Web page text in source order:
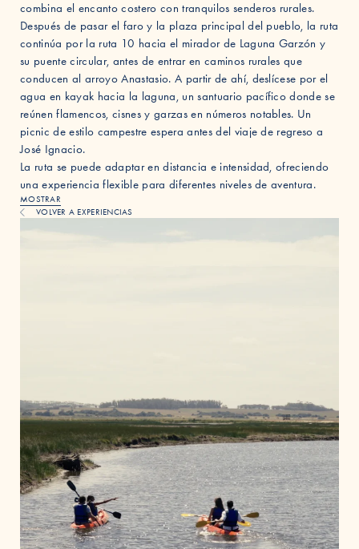
combina el encanto costero con tranquilos senderos rurales.
Después de pasar el faro y la plaza principal del pueblo, la ruta
continúa por la ruta 10 hacia el mirador de Laguna Garzón y
su puente circular, antes de entrar en caminos rurales que
conducen al arroyo Anastasio. A partir de ahí, deslícese por el
agua en kayak hacia la laguna, un santuario pacífico donde se
reúnen flamencos, cisnes y garzas en números notables. Un
picnic de estilo campestre espera antes del viaje de regreso a
José Ignacio.
La ruta se puede adaptar en distancia e intensidad, ofreciendo
una experiencia flexible para diferentes niveles de aventura.
MOSTRAR
VOLVER A EXPERIENCIAS